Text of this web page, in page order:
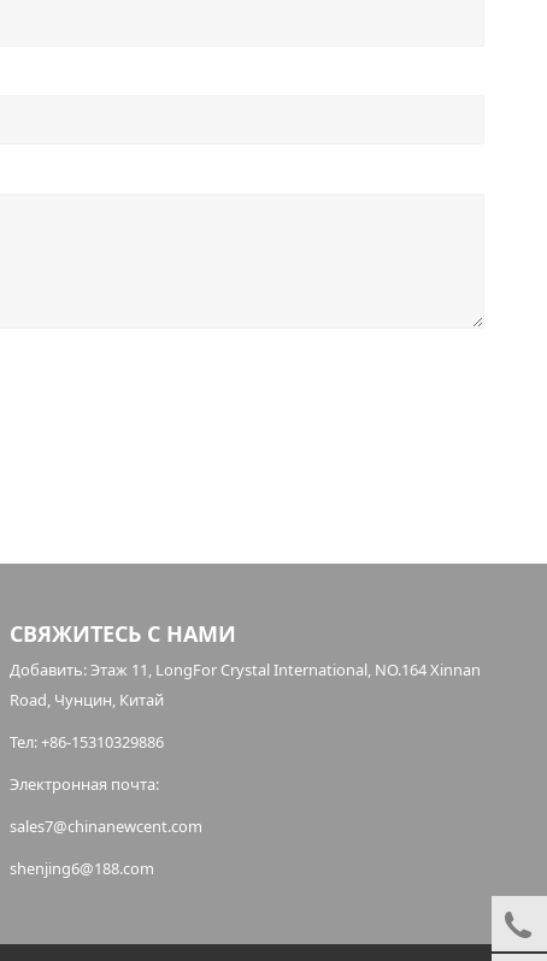
СВЯЖИТЕСЬ С НАМИ
Добавить: Этаж 11, LongFor Crystal International, NO.164 Xinnan
Road, Чунцин, Китай
Тел: +86-15310329886
Электронная почта:
sales7@chinanewcent.com
shenjing6@188.com